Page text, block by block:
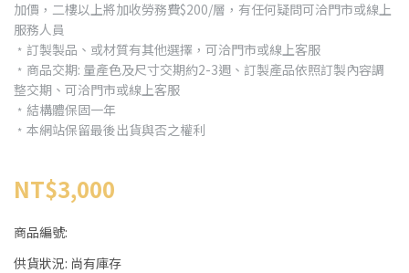
加價，二樓以上將加收勞務費$200/層，有任何疑問可洽門市或線上
服務人員
﹡訂製製品、或材質有其他選擇，可洽門市或線上客服
﹡商品交期: 量產色及尺寸交期約2-3週、訂製產品依照訂製內容調
整交期、可洽門市或線上客服
﹡結構體保固一年
﹡本網站保留最後出貨與否之權利
NT$3,000
商品編號:
供貨狀況: 尚有庫存